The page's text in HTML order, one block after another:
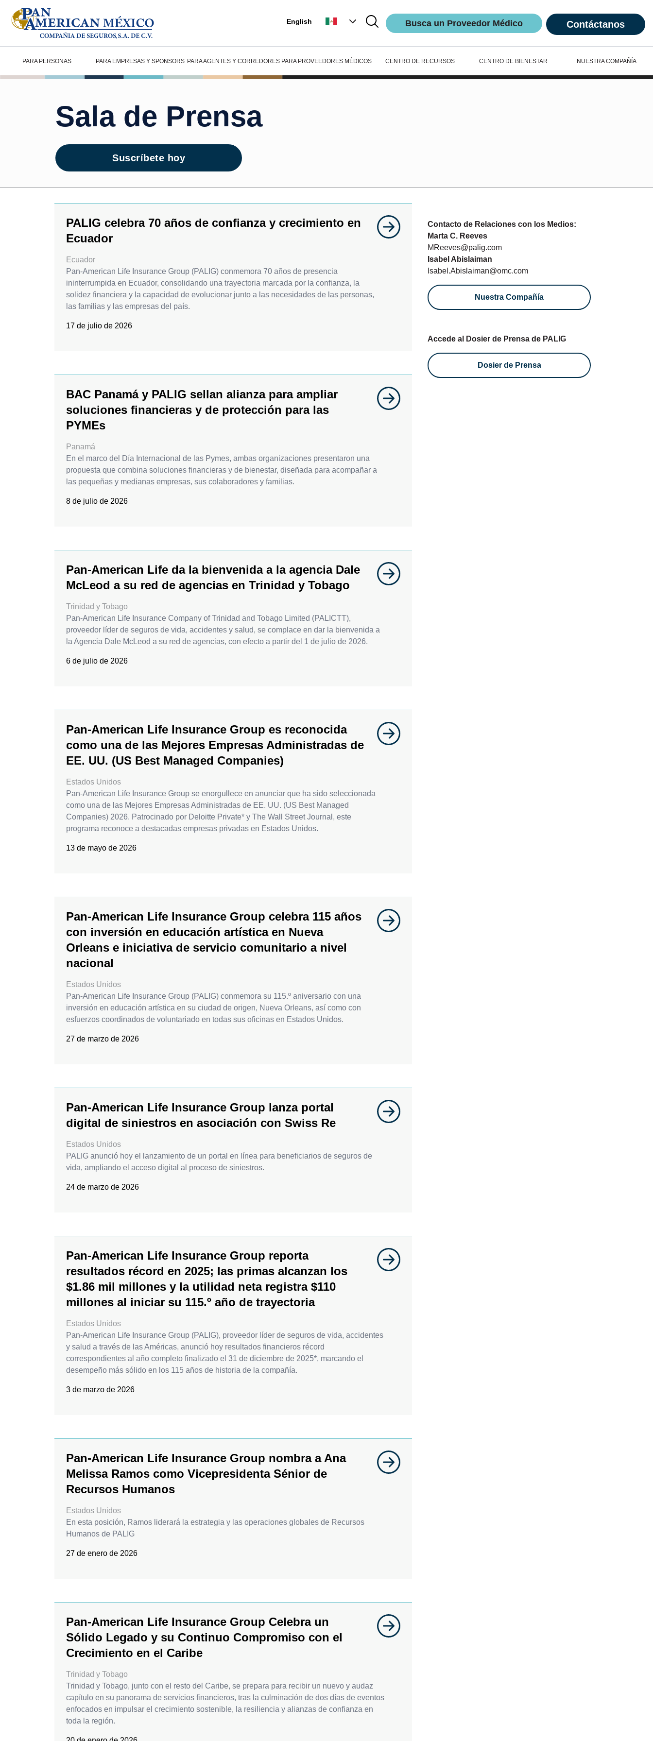
English Busca un Proveedor Médico Contáctanos
PARA PERSONAS PARA EMPRESAS Y SPONSORS PARA AGENTES Y CORREDORES PARA PROVEEDORES MÉDICOS CENTRO DE RECURSOS CENTRO DE BIENESTAR NUESTRA COMPAÑÍA
Sala de Prensa
Suscríbete hoy
PALIG celebra 70 años de confianza y crecimiento en
Ecuador
Ecuador
Pan-American Life Insurance Group (PALIG) conmemora 70 años de presencia
ininterrumpida en Ecuador, consolidando una trayectoria marcada por la confianza, la
solidez financiera y la capacidad de evolucionar junto a las necesidades de las personas,
las familias y las empresas del país.
17 de julio de 2026
BAC Panamá y PALIG sellan alianza para ampliar
soluciones financieras y de protección para las
PYMEs
Panamá
En el marco del Día Internacional de las Pymes, ambas organizaciones presentaron una
propuesta que combina soluciones financieras y de bienestar, diseñada para acompañar a
las pequeñas y medianas empresas, sus colaboradores y familias.
8 de julio de 2026
Pan-American Life da la bienvenida a la agencia Dale
McLeod a su red de agencias en Trinidad y Tobago
Trinidad y Tobago
Pan-American Life Insurance Company of Trinidad and Tobago Limited (PALICTT),
proveedor líder de seguros de vida, accidentes y salud, se complace en dar la bienvenida a
la Agencia Dale McLeod a su red de agencias, con efecto a partir del 1 de julio de 2026.
6 de julio de 2026
Pan-American Life Insurance Group es reconocida
como una de las Mejores Empresas Administradas de
EE. UU. (US Best Managed Companies)
Estados Unidos
Pan-American Life Insurance Group se enorgullece en anunciar que ha sido seleccionada
como una de las Mejores Empresas Administradas de EE. UU. (US Best Managed
Companies) 2026. Patrocinado por Deloitte Private* y The Wall Street Journal, este
programa reconoce a destacadas empresas privadas en Estados Unidos.
13 de mayo de 2026
Pan-American Life Insurance Group celebra 115 años
con inversión en educación artística en Nueva
Orleans e iniciativa de servicio comunitario a nivel
nacional
Estados Unidos
Pan-American Life Insurance Group (PALIG) conmemora su 115.º aniversario con una
inversión en educación artística en su ciudad de origen, Nueva Orleans, así como con
esfuerzos coordinados de voluntariado en todas sus oficinas en Estados Unidos.
27 de marzo de 2026
Pan-American Life Insurance Group lanza portal
digital de siniestros en asociación con Swiss Re
Estados Unidos
PALIG anunció hoy el lanzamiento de un portal en línea para beneficiarios de seguros de
vida, ampliando el acceso digital al proceso de siniestros.
24 de marzo de 2026
Pan-American Life Insurance Group reporta
resultados récord en 2025; las primas alcanzan los
$1.86 mil millones y la utilidad neta registra $110
millones al iniciar su 115.º año de trayectoria
Estados Unidos
Pan-American Life Insurance Group (PALIG), proveedor líder de seguros de vida, accidentes
y salud a través de las Américas, anunció hoy resultados financieros récord
correspondientes al año completo finalizado el 31 de diciembre de 2025*, marcando el
desempeño más sólido en los 115 años de historia de la compañía.
3 de marzo de 2026
Pan-American Life Insurance Group nombra a Ana
Melissa Ramos como Vicepresidenta Sénior de
Recursos Humanos
Estados Unidos
En esta posición, Ramos liderará la estrategia y las operaciones globales de Recursos
Humanos de PALIG
27 de enero de 2026
Pan-American Life Insurance Group Celebra un
Sólido Legado y su Continuo Compromiso con el
Crecimiento en el Caribe
Trinidad y Tobago
Trinidad y Tobago, junto con el resto del Caribe, se prepara para recibir un nuevo y audaz
capítulo en su panorama de servicios financieros, tras la culminación de dos días de eventos
enfocados en impulsar el crecimiento sostenible, la resiliencia y alianzas de confianza en
toda la región.
Contacto de Relaciones con los Medios:
Marta C. Reeves
MReeves@palig.com
Isabel Abislaiman
Isabel.Abislaiman@omc.com
Nuestra Compañía
Accede al Dosier de Prensa de PALIG
Dosier de Prensa